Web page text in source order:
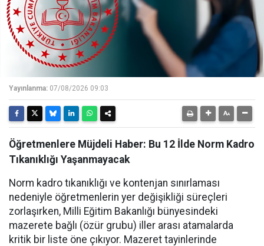
Yayınlanma: 07/08/2026 09:03
Öğretmenlere Müjdeli Haber: Bu 12 İlde Norm Kadro
Tıkanıklığı Yaşanmayacak
Norm kadro tıkanıklığı ve kontenjan sınırlaması
nedeniyle öğretmenlerin yer değişikliği süreçleri
zorlaşırken, Milli Eğitim Bakanlığı bünyesindeki
mazerete bağlı (özür grubu) iller arası atamalarda
kritik bir liste öne çıkıyor. Mazeret tayinlerinde